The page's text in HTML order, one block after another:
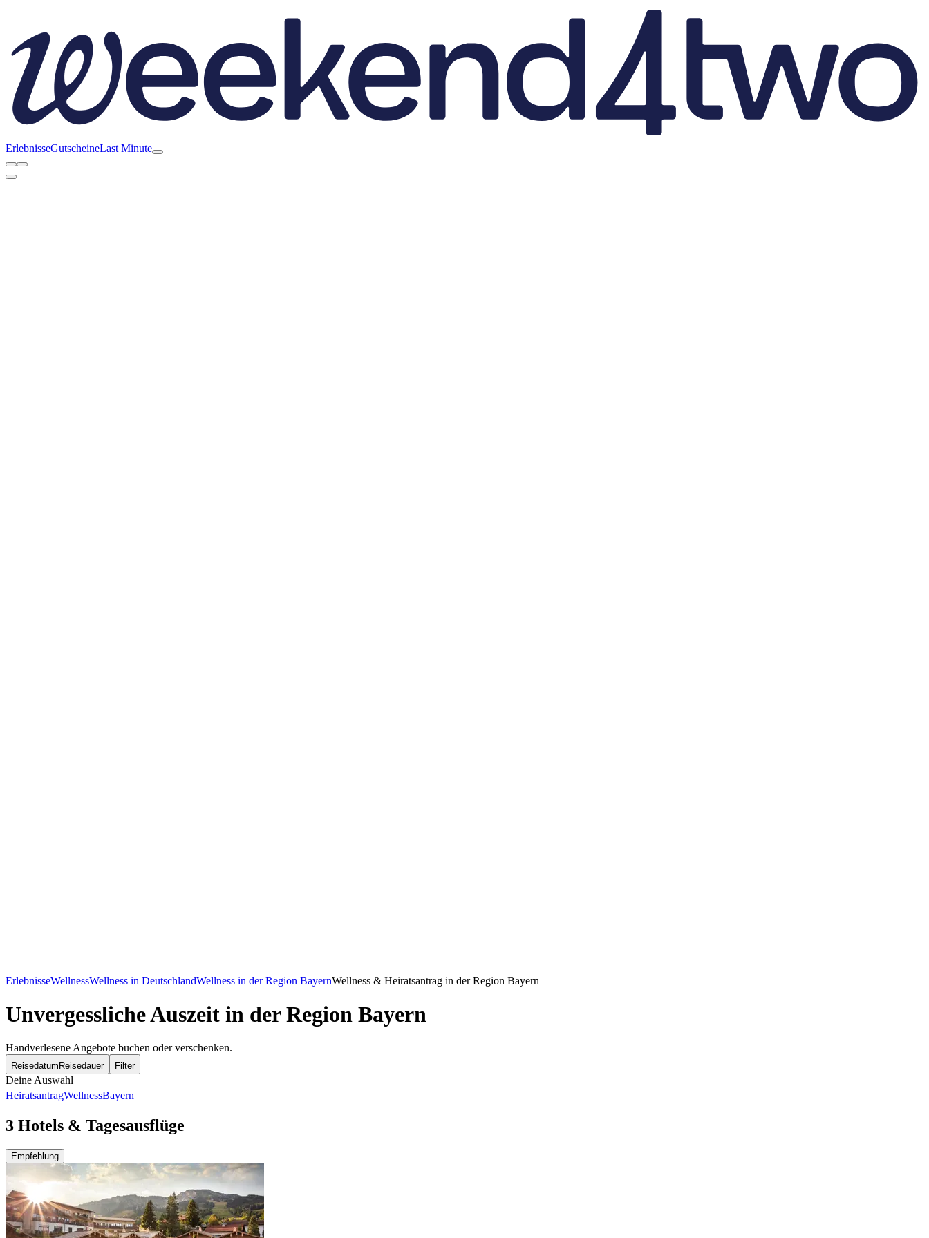
ErlebnisseGutscheineLast Minute
ErlebnisseWellnessWellness in DeutschlandWellness in der Region BayernWellness & Heiratsantrag in der Region Bayern
Unvergessliche Auszeit in der Region Bayern
Handverlesene Angebote buchen oder verschenken.
Reisedatum Reisedauer Filter
Deine Auswahl
HeiratsantragWellnessBayern
3 Hotels & Tagesausflüge
Empfehlung